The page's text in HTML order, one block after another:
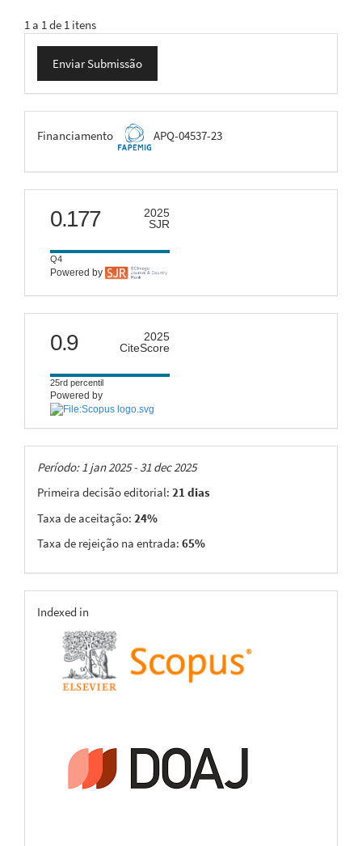
1 a 1 de 1 itens
Enviar
Submissão
Enviar Submissão
FAPEMIG
Financiamento APQ-04537-23
scimago
0.177
2025
SJR
Q4
Powered by
citescore
0.9
2025
CiteScore
25rd percentil
Powered by
Taxas
Período: 1 jan 2025 - 31 dec 2025
Primeira decisão editorial: 21 dias
Taxa de aceitação: 24%
Taxa de rejeição na entrada: 65%
indexing
Indexed in